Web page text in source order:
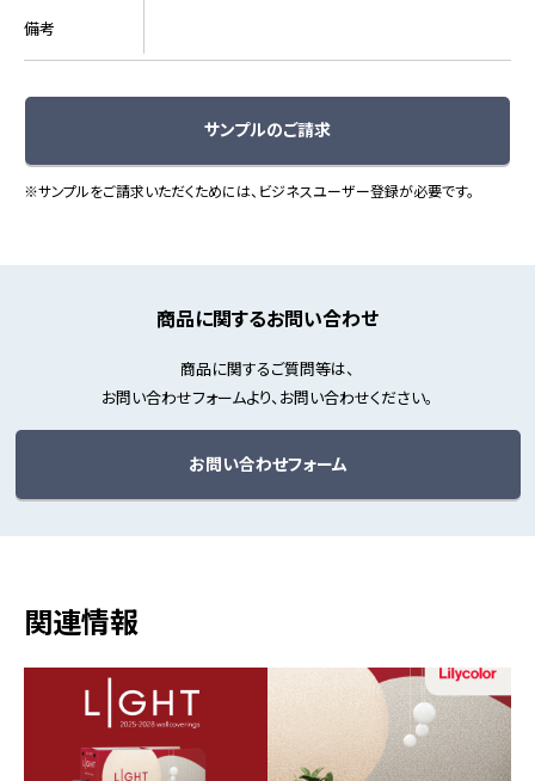
備考
サンプルのご請求
※サンプルをご請求いただくためには、ビジネスユーザー登録が必要です。
商品に関するお問い合わせ
商品に関するご質問等は、
お問い合わせフォームより、お問い合わせください。
お問い合わせフォーム
関連情報